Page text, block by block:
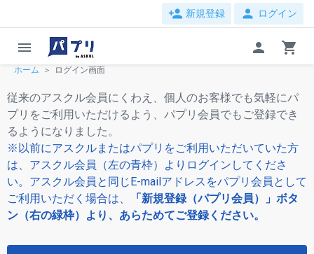
person_add 新規登録 person ログイン
menu person shopping_cart
ホーム ログイン画面
従来のアスクル会員にくわえ、個人のお客様でも気軽にパ
プリをご利用いただけるよう、パプリ会員でもご登録でき
るようになりました。
※以前にアスクルまたはパプリをご利用いただいていた方
は、アスクル会員（左の青枠）よりログインしてくださ
い。アスクル会員と同じE-mailアドレスをパプリ会員として
ご利用いただく場合は、
「新規登録（パプリ会員）」ボタ
ン（右の緑枠）より、あらためてご登録ください。